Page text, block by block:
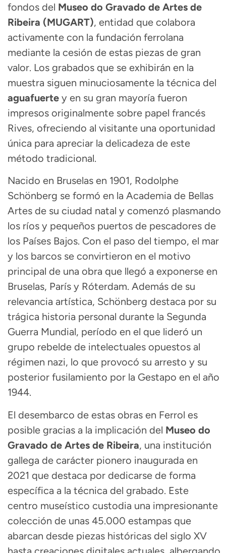
fondos del Museo do Gravado de Artes de
Ribeira (MUGART), entidad que colabora
activamente con la fundación ferrolana
mediante la cesión de estas piezas de gran
valor. Los grabados que se exhibirán en la
muestra siguen minuciosamente la técnica del
aguafuerte y en su gran mayoría fueron
impresos originalmente sobre papel francés
Rives, ofreciendo al visitante una oportunidad
única para apreciar la delicadeza de este
método tradicional.
Nacido en Bruselas en 1901, Rodolphe
Schönberg se formó en la Academia de Bellas
Artes de su ciudad natal y comenzó plasmando
los ríos y pequeños puertos de pescadores de
los Países Bajos. Con el paso del tiempo, el mar
y los barcos se convirtieron en el motivo
principal de una obra que llegó a exponerse en
Bruselas, París y Róterdam. Además de su
relevancia artística, Schönberg destaca por su
trágica historia personal durante la Segunda
Guerra Mundial, período en el que lideró un
grupo rebelde de intelectuales opuestos al
régimen nazi, lo que provocó su arresto y su
posterior fusilamiento por la Gestapo en el año
1944.
El desembarco de estas obras en Ferrol es
posible gracias a la implicación del Museo do
Gravado de Artes de Ribeira, una institución
gallega de carácter pionero inaugurada en
2021 que destaca por dedicarse de forma
específica a la técnica del grabado. Este
centro museístico custodia una impresionante
colección de unas 45.000 estampas que
abarcan desde piezas históricas del siglo XV